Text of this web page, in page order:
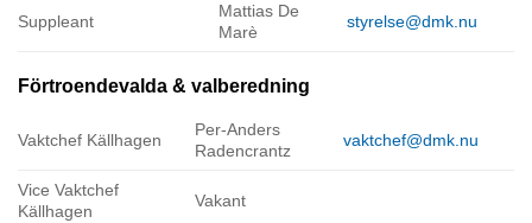
Suppleant
Mattias De
Marè
styrelse@dmk.nu
Förtroendevalda & valberedning
Vaktchef Källhagen
Per-Anders
Radencrantz
vaktchef@dmk.nu
Vice Vaktchef
Källhagen
Vakant